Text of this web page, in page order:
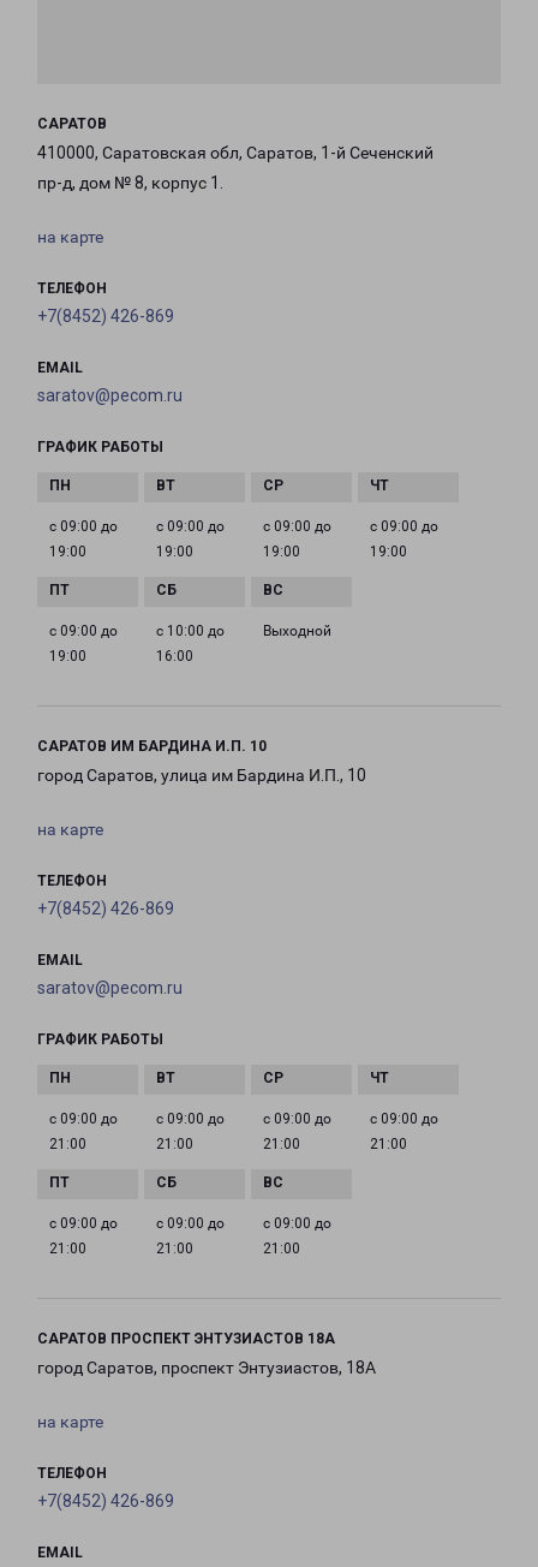
САРАТОВ
410000, Саратовская обл, Саратов, 1-й Сеченский
пр-д, дом № 8, корпус 1.
на карте
ТЕЛЕФОН
+7(8452) 426-869
EMAIL
saratov@pecom.ru
ГРАФИК РАБОТЫ
с 09:00 до
19:00
с 09:00 до
19:00
с 09:00 до
19:00
с 09:00 до
19:00
с 09:00 до
19:00
с 10:00 до
16:00
Выходной
САРАТОВ ИМ БАРДИНА И.П. 10
город Саратов, улица им Бардина И.П., 10
на карте
ТЕЛЕФОН
+7(8452) 426-869
EMAIL
saratov@pecom.ru
ГРАФИК РАБОТЫ
с 09:00 до
21:00
с 09:00 до
21:00
с 09:00 до
21:00
с 09:00 до
21:00
с 09:00 до
21:00
с 09:00 до
21:00
с 09:00 до
21:00
САРАТОВ ПРОСПЕКТ ЭНТУЗИАСТОВ 18А
город Саратов, проспект Энтузиастов, 18А
на карте
ТЕЛЕФОН
+7(8452) 426-869
EMAIL